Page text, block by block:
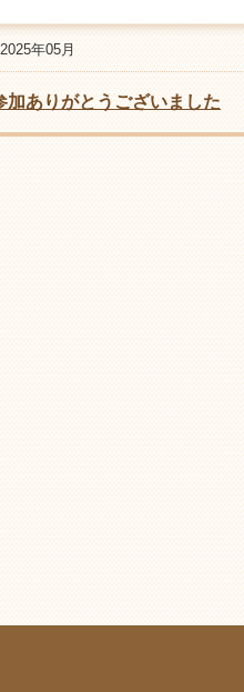
2025年05月
加ありがとうございました